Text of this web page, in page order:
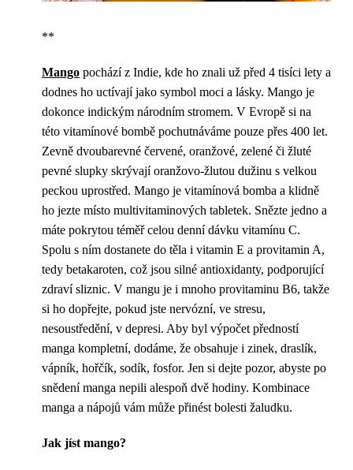
**
Mango pochází z Indie, kde ho znali už před 4 tisíci lety a
dodnes ho uctívají jako symbol moci a lásky. Mango je
dokonce indickým národním stromem. V Evropě si na
této vitamínové bombě pochutnáváme pouze přes 400 let.
Zevně dvoubarevné červené, oranžové, zelené či žluté
pevné slupky skrývají oranžovo-žlutou dužinu s velkou
peckou uprostřed. Mango je vitamínová bomba a klidně
ho jezte místo multivitaminových tabletek. Snězte jedno a
máte pokrytou téměř celou denní dávku vitamínu C.
Spolu s ním dostanete do těla i vitamin E a provitamin A,
tedy betakaroten, což jsou silné antioxidanty, podporující
zdraví sliznic. V mangu je i mnoho provitaminu B6, takže
si ho dopřejte, pokud jste nervózní, ve stresu,
nesoustředění, v depresi. Aby byl výpočet předností
manga kompletní, dodáme, že obsahuje i zinek, draslík,
vápník, hořčík, sodík, fosfor. Jen si dejte pozor, abyste po
snědení manga nepili alespoň dvě hodiny. Kombinace
manga a nápojů vám může přinést bolesti žaludku.
Jak jíst mango?